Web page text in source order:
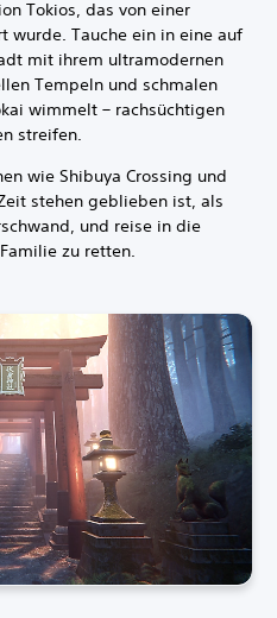
Tokios, das von einer
wurde. Tauche ein in eine auf
mit ihrem ultramodernen
Tempeln und schmalen
wimmelt – rachsüchtigen
streifen.
wie Shibuya Crossing und
stehen geblieben ist, als
und reise in die
zu retten.